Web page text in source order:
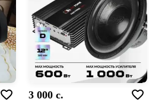
3 000 c.